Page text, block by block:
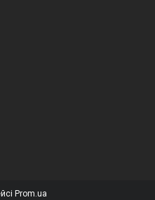
Prom.ua